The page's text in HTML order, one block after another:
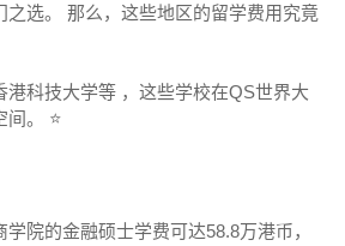
选。 那么，这些地区的留学费用究竟
科技大学等 ，这些学校在QS世界大
。 ⭐
院的金融硕士学费可达58.8万港币，